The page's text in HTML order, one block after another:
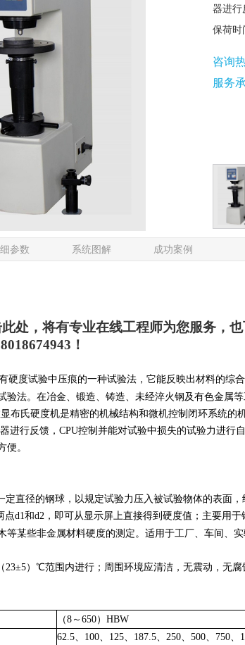
器进行
保荷时
咨询
服务
参数 系统图解 成功案例
处，将有专业在线工程师为您服务，也
！
硬度试验中压痕的一种试验法，它能反映出材料的综
验法。在冶金、锻造、铸造、未经淬火钢及有色金属
布氏硬度机是精密的机械结构和微机控制闭环系统
进行反馈，CPU控制并能对试验中损失的试验力进行
便。
定直径的钢球，以规定试验力压入被试验物体的表面
点d1和d2，即可从显示屏上直接得到硬度值 ； 主要用于
等某些非金属材料硬度的测定。适用于工厂、车间、
23±5）℃范围内进行；周围环境应清洁，无震动，无腐
（8 ～ 650） HBW
62.5、100、125、187.5、250、500、750、